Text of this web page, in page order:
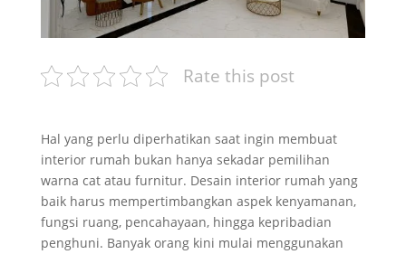
Rate this post
Hal yang perlu diperhatikan saat ingin membuat
interior rumah bukan hanya sekadar pemilihan
warna cat atau furnitur. Desain interior rumah yang
baik harus mempertimbangkan aspek kenyamanan,
fungsi ruang, pencahayaan, hingga kepribadian
penghuni. Banyak orang kini mulai menggunakan